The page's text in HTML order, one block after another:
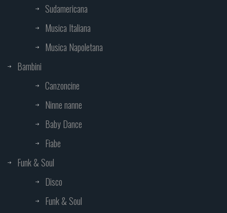
Sudamericana
Musica Italiana
Musica Napoletana
Bambini
Canzoncine
Ninne nanne
Baby Dance
Fiabe
Funk & Soul
Disco
Funk & Soul